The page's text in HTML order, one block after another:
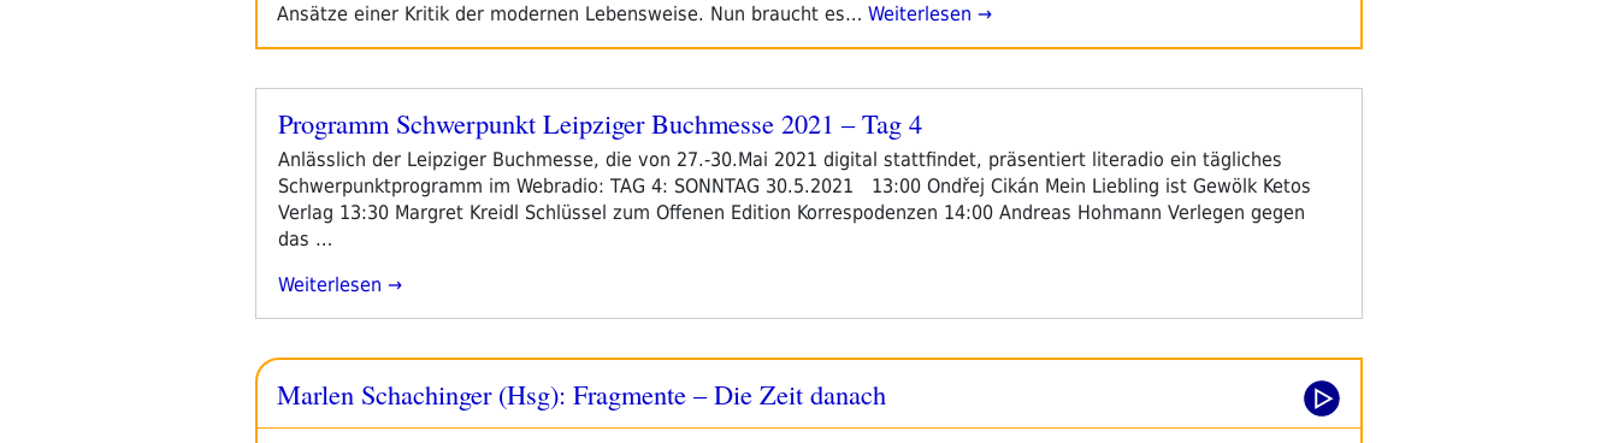
Ansätze einer Kritik der modernen Lebensweise. Nun braucht es… Weiterlesen →
Veröffentlicht
Programm Schwerpunkt Leipziger Buchmesse 2021 – Tag 4
Anlässlich der Leipziger Buchmesse, die von 27.-30.Mai 2021 digital stattfindet, präsentiert literadio ein tägliches
Schwerpunktprogramm im Webradio: TAG 4: SONNTAG 30.5.2021 13:00 Ondřej Cikán Mein Liebling ist Gewölk Ketos
Verlag 13:30 Margret Kreidl Schlüssel zum Offenen Edition Korrespodenzen 14:00 Andreas Hohmann Verlegen gegen
das …
„Programm
Buchmesse
2021
Weiterlesen
Marlen Schachinger (Hsg): Fragmente – Die Zeit danach